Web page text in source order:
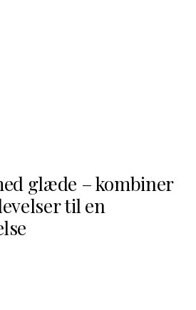
glæde – kombiner
til en